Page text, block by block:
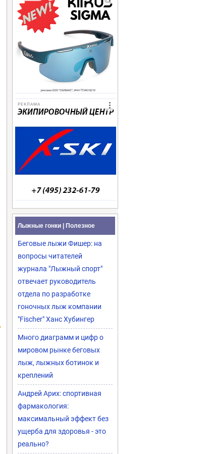
РЕКЛАМА
Лыжные гонки | Полезное
Беговые лыжи Фишер: на
вопросы читателей
журнала "Лыжный спорт"
отвечает руководитель
отдела по разработке
гоночных лыж компании
"Fischer" Ханс Хубингер
Много диаграмм и цифр о
мировом рынке беговых
лыж, лыжных ботинок и
креплений
Андрей Арих: спортивная
фармакология:
максимальный эффект без
ущерба для здоровья - это
реально?